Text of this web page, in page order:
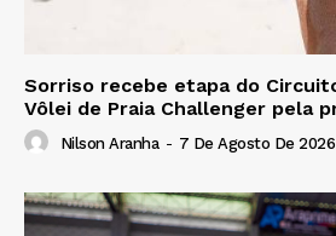
Sorriso recebe etapa do
Vôlei de Praia Challenger pela
Nilson Aranha - 7 De Agosto De 2026